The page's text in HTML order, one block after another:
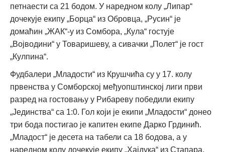
петнаести са 21 бодом. У наредном колу „Липар“
дочекује екипу „Борца“ из Обровца, „Русин“ је
домаћин „ЖАК“-у из Сомбора, „Кула“ гостује
„Војводини“ у Товаришеву, а сивачки „Полет“ је гост
„Кулпина“.
Фудбалери „Младости“ из Крушчића су у 17. колу
првенства у Сомборској међуопштинској лиги први
разред на гостовању у Рибареву победили екипу
„Јединства“ са 1:0. Гол који је екипи „Младости“ донео
три бода постигао је капитен екипе Дарко Грдинић.
„Младост“ је десета на табели са 18 бодова, а у
наредном колу дочекује екипу „Хајдука“ из Стапара.